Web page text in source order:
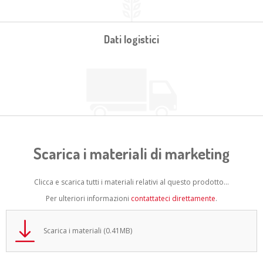
Dati logistici
Scarica i materiali di marketing
Clicca e scarica tutti i materiali relativi al questo prodotto...
Per ulteriori informazioni contattateci direttamente.
Scarica i materiali (0.41MB)